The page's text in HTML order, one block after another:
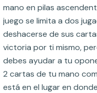
mano en pilas
juego se limita a dos
deshacerse de sus
victoria por ti mismo,
debes ayudar a tu
2 cartas de tu mano
está en el lugar en